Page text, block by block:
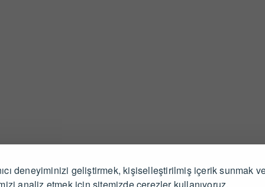
deneyiminizi geliştirmek, kişiselleştirilmiş içerik sunmak
analiz etmek için sitemizde çerezler kullanıyoruz.
İlgili Ürünler